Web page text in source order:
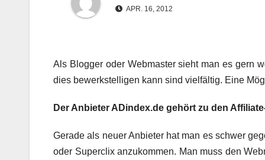
APR. 16, 2012
Als Blogger oder Webmaster sieht man es gern
dies bewerkstelligen kann sind vielfältig. Eine
Der Anbieter ADindex.de gehört zu den
Gerade als neuer Anbieter hat man es schwer
oder Superclix anzukommen. Man muss den